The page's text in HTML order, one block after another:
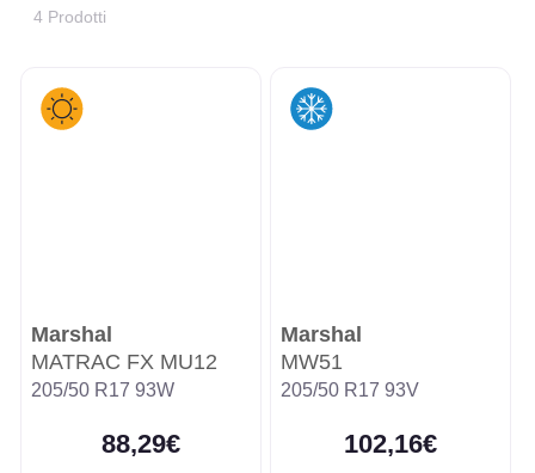
4 Prodotti
Marshal
MATRAC FX MU12
205/50 R17 93W
88,29€
Marshal
MW51
205/50 R17 93V
102,16€